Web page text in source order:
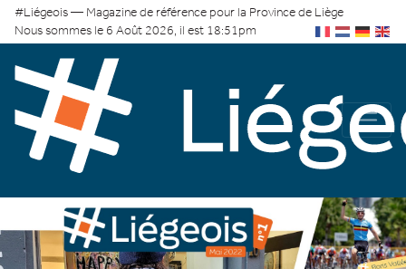
#Liégeois — Magazine de référence pour la Province de Liège
Nous sommes le 6 Août 2026, il est 18:51pm